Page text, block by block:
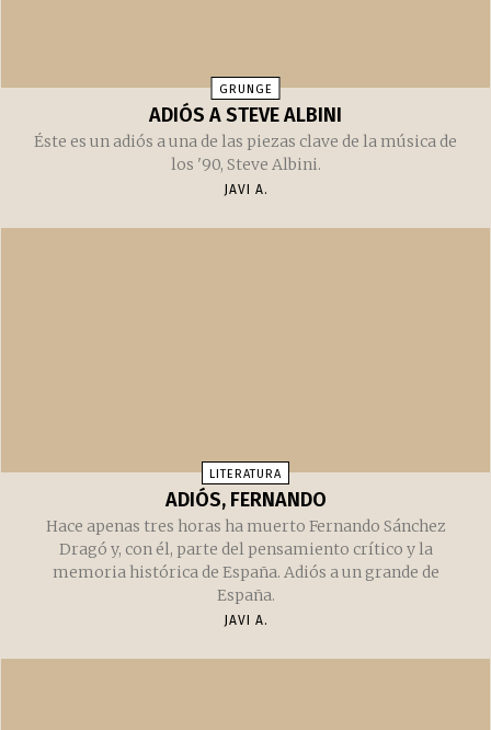
GRUNGE
ADIÓS A STEVE ALBINI
Éste es un adiós a una de las piezas clave de la música de
los '90, Steve Albini.
JAVI A.
LITERATURA
ADIÓS, FERNANDO
Hace apenas tres horas ha muerto Fernando Sánchez
Dragó y, con él, parte del pensamiento crítico y la
memoria histórica de España. Adiós a un grande de
España.
JAVI A.